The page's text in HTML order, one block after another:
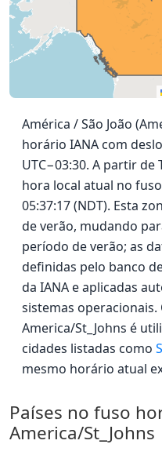
América / São João
horário IANA com
UTC−03:30. A partir de
hora local atual no
05:37:17 (NDT). Esta
de verão, mudando
período de verão; as
definidas pelo banco
da IANA e aplicadas
sistemas
America/St_Johns é
cidades listadas como
mesmo horário atual
Países no fuso
America/St_Johns